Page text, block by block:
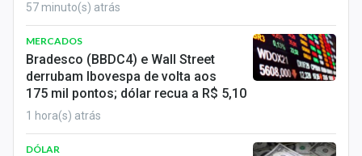
Marketing
Tecnologia
Conteúdo de Marca
57 minuto(s) atrás
MERCADOS
Bradesco (BBDC4) e Wall Street
derrubam Ibovespa de volta aos
175 mil pontos; dólar recua a R$ 5,10
1 hora(s) atrás
DÓLAR